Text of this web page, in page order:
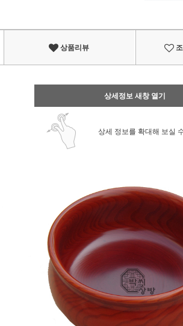
상품리뷰 조
상세정보 새창 열기
상세 정보를 확대해 보실